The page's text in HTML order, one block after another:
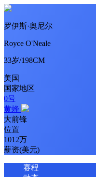
罗伊斯·奥尼尔
Royce O'Neale
33岁/198CM
美国
国家地区
0号
黄蜂
大前锋
位置
1012万
薪资(美元)
赛程